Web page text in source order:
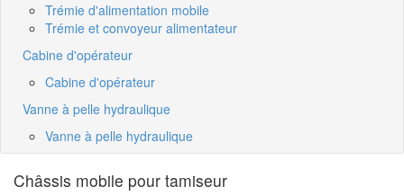
Trémie d'alimentation mobile
Trémie et convoyeur alimentateur
Cabine d'opérateur
Cabine d'opérateur
Vanne à pelle hydraulique
Vanne à pelle hydraulique
Châssis mobile pour tamiseur